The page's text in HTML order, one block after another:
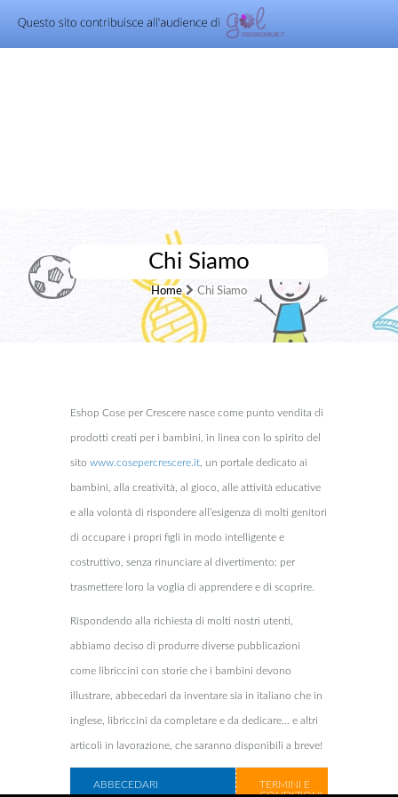
Chi Siamo
Home Chi Siamo
Eshop Cose per Crescere nasce come punto vendita di
prodotti creati per i bambini, in linea con lo spirito del
sito www.cosepercrescere.it , un portale dedicato ai
bambini, alla creatività, al gioco, alle attività educative
e alla volontà di rispondere all’esigenza di molti genitori
di occupare i propri figli in modo intelligente e
costruttivo, senza rinunciare al divertimento: per
trasmettere loro la voglia di apprendere e di scoprire.
Rispondendo alla richiesta di molti nostri utenti,
abbiamo deciso di produrre diverse pubblicazioni
come libriccini con storie che i bambini devono
illustrare, abbecedari da inventare sia in italiano che in
inglese, libriccini da completare e da dedicare… e altri
articoli in lavorazione, che saranno disponibili a breve!
ABBECEDARI
TERMINI E